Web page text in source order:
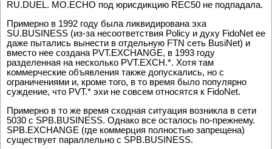
RU.DUEL. MO.ECHO под юрисдикцию REC50 не подпадала.
Примерно в 1992 году была ликвидирована эха
SU.BUSINESS (из-за несоответствия Policy и духу FidoNet ее
даже пытались вынести в отдельную FTN сеть BusiNet) и
вместо нее создана PVT.EXCHANGE, в 1993 году
разделенная на несколько PVT.EXCH.*. Хотя там
коммерческие объявления также допускались, но с
ограничениями и, кроме того, в то время было популярно
суждение, что PVT.* эхи не совсем относятся к FidoNet.
Примерно в то же время сходная ситуация возникла в сети
5030 с SPB.BUSINESS. Однако все осталось по-прежнему.
SPB.EXCHANGE (где коммерция полностью запрещена)
существует параллельно с SPB.BUSINESS.